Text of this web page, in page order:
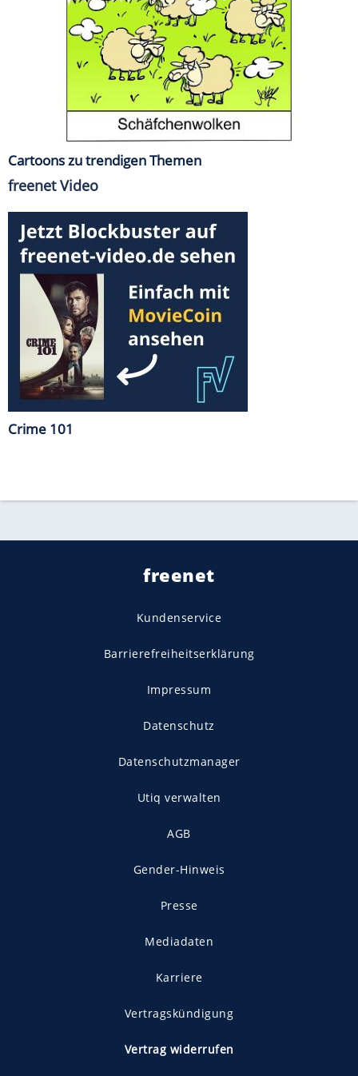
Cartoons zu trendigen Themen
freenet Video
Crime 101
freenet
Kundenservice
Barrierefreiheitserklärung
Impressum
Datenschutz
Datenschutzmanager
Utiq verwalten
AGB
Gender-Hinweis
Presse
Mediadaten
Karriere
Vertragskündigung
Vertrag widerrufen